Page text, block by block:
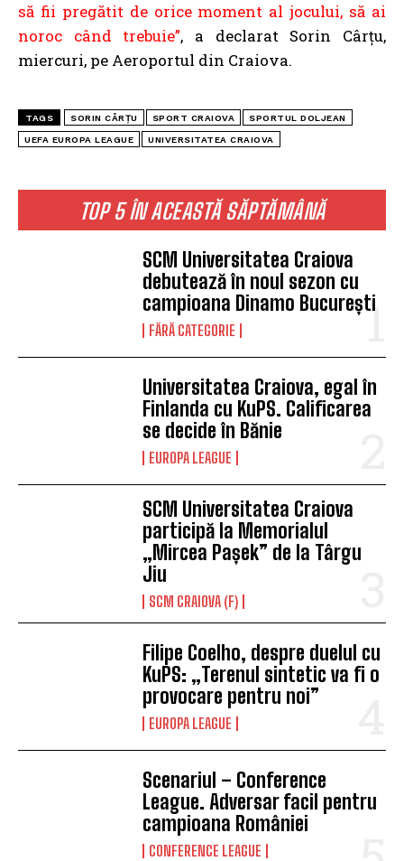
TOP 5 ÎN ACEASTĂ SĂPTĂMÂNĂ
SCM Universitatea Craiova
debutează în noul sezon cu
campioana Dinamo București
FĂRĂ CATEGORIE
Universitatea Craiova, egal în
Finlanda cu KuPS. Calificarea
se decide în Bănie
EUROPA LEAGUE
SCM Universitatea Craiova
participă la Memorialul
„Mircea Pașek” de la Târgu
Jiu
SCM CRAIOVA (F)
Filipe Coelho, despre duelul cu
KuPS: „Terenul sintetic va fi o
provocare pentru noi”
EUROPA LEAGUE
Scenariul – Conference
League. Adversar facil pentru
campioana României
CONFERENCE LEAGUE
să fii pregătit de orice moment al jocului, să ai
noroc când trebuie”, a declarat Sorin Cârțu,
miercuri, pe Aeroportul din Craiova.
TAGS SORIN CÂRȚU SPORT CRAIOVA SPORTUL DOLJEAN
UEFA EUROPA LEAGUE UNIVERSITATEA CRAIOVA